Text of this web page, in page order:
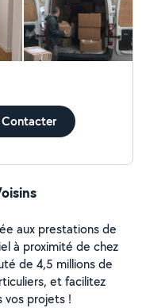
par une
Devis clair et
Contacter
aux prestations de
à proximité de chez
de 4,5 millions de
et facilitez
projets !